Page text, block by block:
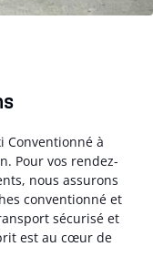
Conventionné à
Pour vos rendez-
nous assurons
conventionné et
sécurisé et
est au cœur de